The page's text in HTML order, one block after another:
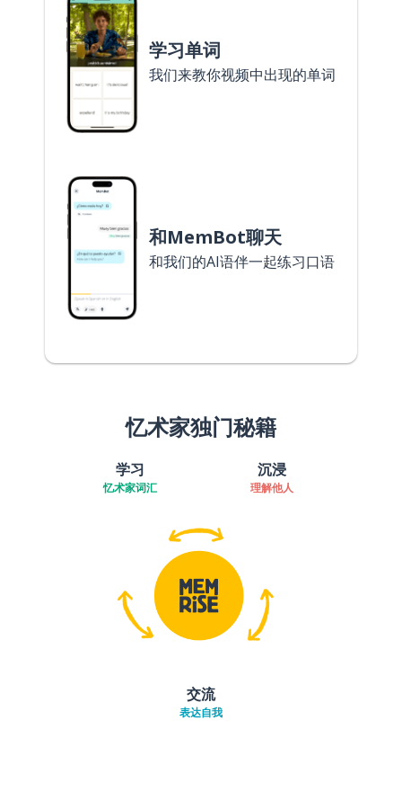
学习单词
我们来教你视频中出现的单词
和MemBot聊天
和我们的AI语伴一起练习口语
忆术家独门秘籍
学习
忆术家词汇
沉浸
理解他人
交流
表达自我